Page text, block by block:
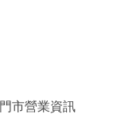
門市營業資訊